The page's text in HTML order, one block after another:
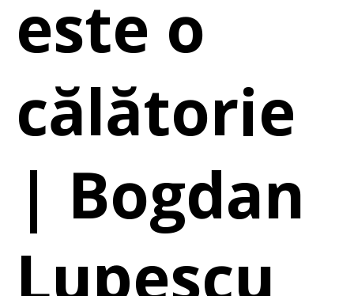
este o
călătorie
| Bogdan
Lupescu